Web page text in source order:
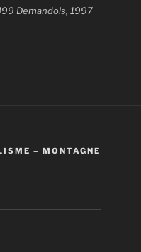
Demandols, 1997
– MONTAGNE